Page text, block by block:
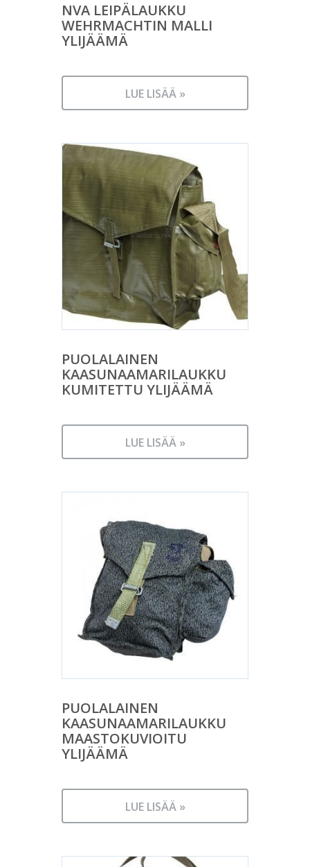
NVA LEIPÄLAUKKU
WEHRMACHTIN MALLI
YLIJÄÄMÄ
LUE LISÄÄ »
PUOLALAINEN
KAASUNAAMARILAUKKU
KUMITETTU YLIJÄÄMÄ
LUE LISÄÄ »
PUOLALAINEN
KAASUNAAMARILAUKKU
MAASTOKUVIOITU
YLIJÄÄMÄ
LUE LISÄÄ »